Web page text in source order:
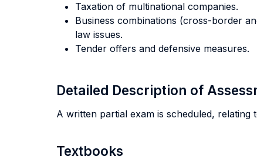
Taxation of multinational companies.
Business combinations (cross-border
law issues.
Tender offers and defensive measures.
Detailed Description of
A written partial exam is scheduled,
Textbooks